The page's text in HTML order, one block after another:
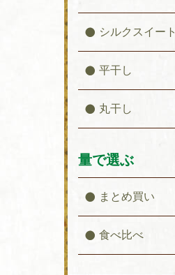
シルクスイート
平干し
丸干し
量で選ぶ
まとめ買い
食べ比べ